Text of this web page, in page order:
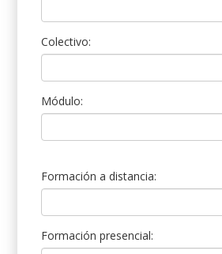
Colectivo:
Módulo:
Formación a distancia:
Formación presencial: